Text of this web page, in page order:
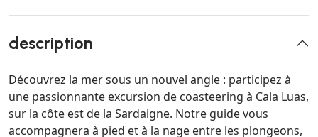
description
Découvrez la mer sous un nouvel angle : participez à
une passionnante excursion de coasteering à Cala Luas,
sur la côte est de la Sardaigne. Notre guide vous
accompagnera à pied et à la nage entre les plongeons,